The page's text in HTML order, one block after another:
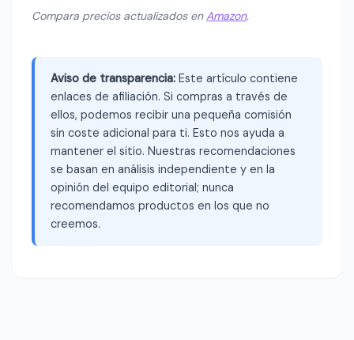
Compara precios actualizados enAmazon.
Aviso de transparencia: Este artículo contiene
enlaces de afiliación. Si compras a través de
ellos, podemos recibir una pequeña comisión
sin coste adicional para ti. Esto nos ayuda a
mantener el sitio. Nuestras recomendaciones
se basan en análisis independiente y en la
opinión del equipo editorial; nunca
recomendamos productos en los que no
creemos.